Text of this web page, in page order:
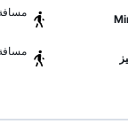
مسافة
مسافة